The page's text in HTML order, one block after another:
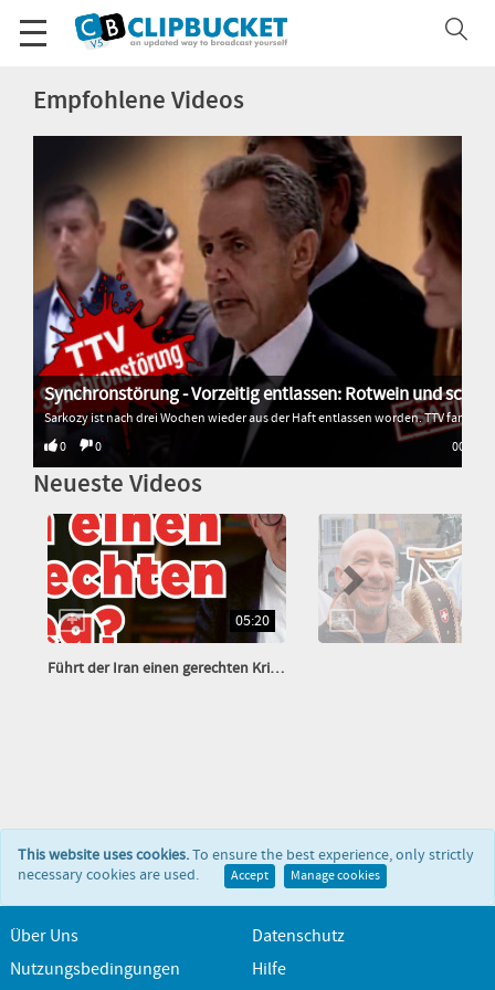
Empfohlene Videos
0
0 00:33
Neueste Videos
05:20
Führt der Iran einen gerechten Krieg?
This website uses cookies.To ensure the best experience, only strictly
necessary cookies are used.
Accept Manage cookies
Über Uns
Datenschutz
Nutzungsbedingungen
Hilfe